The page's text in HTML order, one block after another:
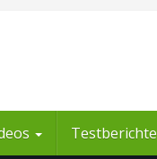
Testberichte